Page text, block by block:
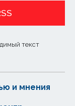
текст
и мнения